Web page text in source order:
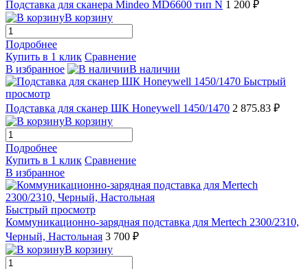
Подставка для сканера Mindeo MD6600 тип N 1 200 ₽
В корзину
Подробнее
Купить в 1 клик Сравнение
В избранное
В наличии
Быстрый
просмотр
Подставка для сканер ШК Honeywell 1450/1470 2 875.83 ₽
В корзину
Подробнее
Купить в 1 клик Сравнение
В избранное
Быстрый просмотр
Коммуникационно-зарядная подставка для Mertech 2300/2310,
Черный, Настольная 3 700 ₽
В корзину